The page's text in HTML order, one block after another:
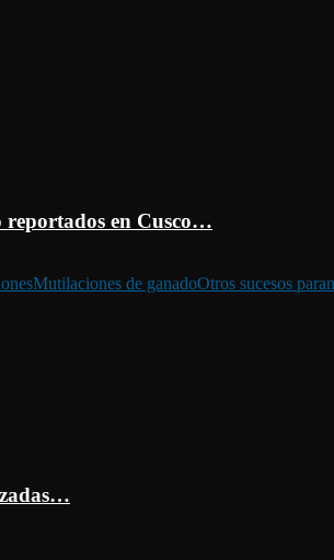
reportados en Cusco…
Mutilaciones de ganadoOtros sucesos